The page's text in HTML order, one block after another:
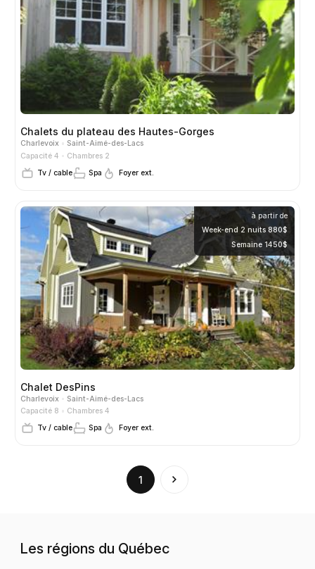
Chalets du plateau des Hautes-Gorges
Charlevoix
Saint-Aimé-des-Lacs
Capacité 4
Chambres 2
Tv / cable
Spa Foyer ext.
à partir de
Week-end 2 nuits 880$
Semaine 1450$
Chalet DesPins
Charlevoix
Saint-Aimé-des-Lacs
Capacité 8
Chambres 4
Tv / cable
Spa Foyer ext.
1
(current)
Les régions du Québec